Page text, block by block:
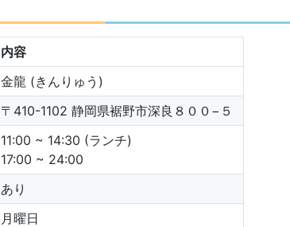
内容
金龍 (きんりゅう)
〒410-1102 静岡県裾野市深良８００−５
11:00 ~ 14:30 (ランチ)
17:00 ~ 24:00
あり
月曜日